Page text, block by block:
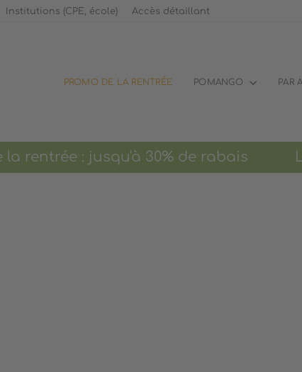
Institutions (CPE, école) Accès détaillant
PROMO DE LA RENTRÉE POMANGO PAR
: jusqu'à 30% de rabais